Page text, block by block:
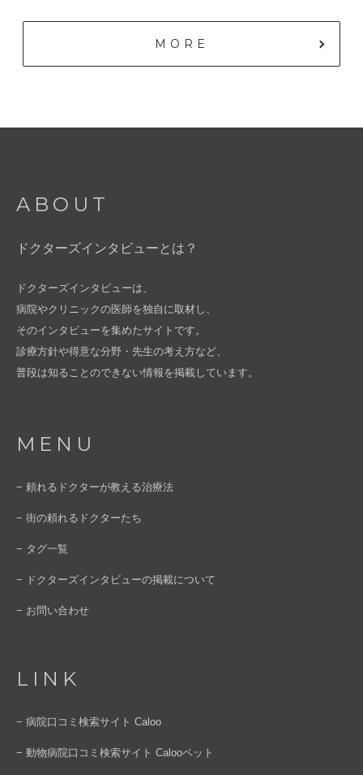
MORE
ABOUT
ドクターズインタビューとは？
ドクターズインタビューは、
病院やクリニックの医師を独自に取材し、
そのインタビューを集めたサイトです。
診療方針や得意な分野・先生の考え方など、
普段は知ることのできない情報を掲載しています。
MENU
− 頼れるドクターが教える治療法
− 街の頼れるドクターたち
− タグ一覧
− ドクターズインタビューの掲載について
− お問い合わせ
LINK
− 病院口コミ検索サイト Caloo
− 動物病院口コミ検索サイト Calooペット